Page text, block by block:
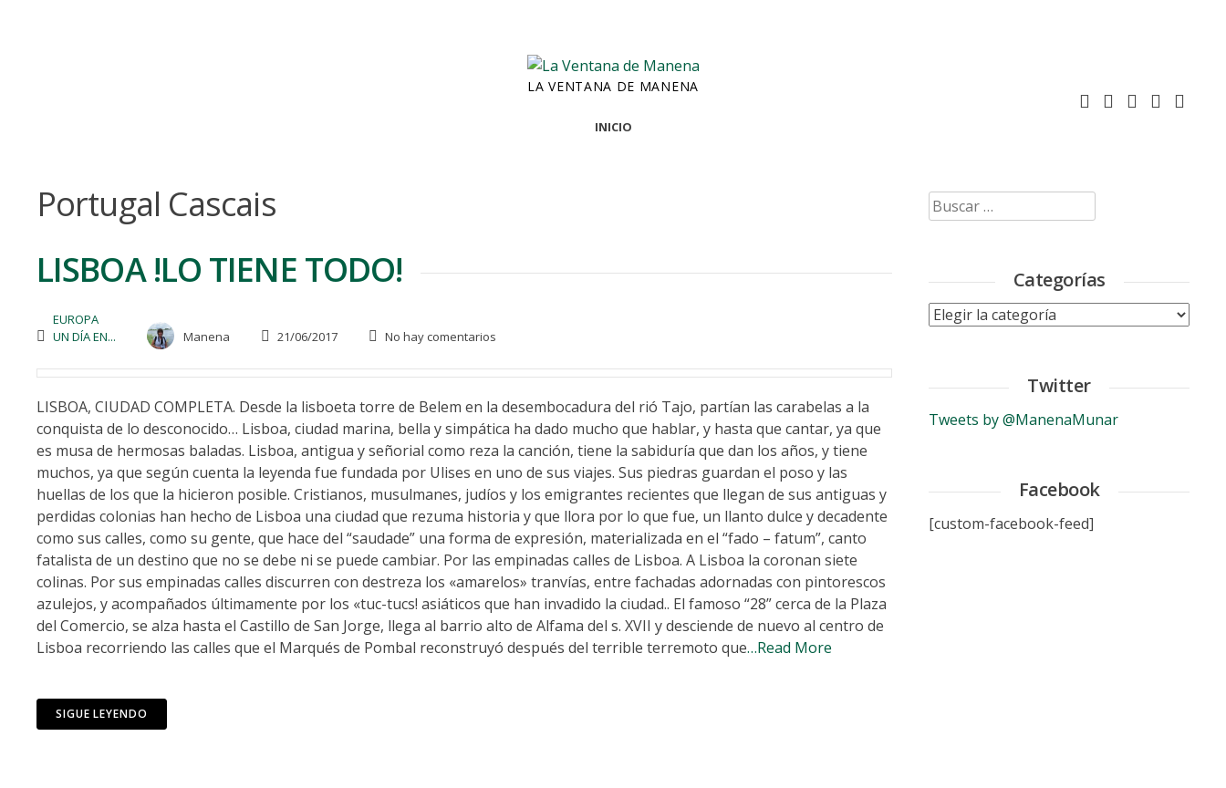
LA VENTANA DE MANENA
INICIO
Portugal Cascais
LISBOA !LO TIENE TODO!
EUROPA
UN DÍA EN...
Manena 21/06/2017 No hay comentarios
LISBOA, CIUDAD COMPLETA. Desde la lisboeta torre de Belem en la desembocadura del rió Tajo, partían las carabelas a la
conquista de lo desconocido… Lisboa, ciudad marina, bella y simpática ha dado mucho que hablar, y hasta que cantar, ya que
es musa de hermosas baladas. Lisboa, antigua y señorial como reza la canción, tiene la sabiduría que dan los años, y tiene
muchos, ya que según cuenta la leyenda fue fundada por Ulises en uno de sus viajes. Sus piedras guardan el poso y las
huellas de los que la hicieron posible. Cristianos, musulmanes, judíos y los emigrantes recientes que llegan de sus antiguas y
perdidas colonias han hecho de Lisboa una ciudad que rezuma historia y que llora por lo que fue, un llanto dulce y decadente
como sus calles, como su gente, que hace del “saudade” una forma de expresión, materializada en el “fado – fatum”, canto
fatalista de un destino que no se debe ni se puede cambiar. Por las empinadas calles de Lisboa. A Lisboa la coronan siete
colinas. Por sus empinadas calles discurren con destreza los «amarelos» tranvías, entre fachadas adornadas con pintorescos
azulejos, y acompañados últimamente por los «tuc-tucs! asiáticos que han invadido la ciudad.. El famoso “28” cerca de la Plaza
del Comercio, se alza hasta el Castillo de San Jorge, llega al barrio alto de Alfama del s. XVII y desciende de nuevo al centro de
Lisboa recorriendo las calles que el Marqués de Pombal reconstruyó después del terrible terremoto que…Read More
SIGUE LEYENDO
Buscar:
Categorías
Categorías
Twitter
Tweets by @ManenaMunar
Facebook
[custom-facebook-feed]